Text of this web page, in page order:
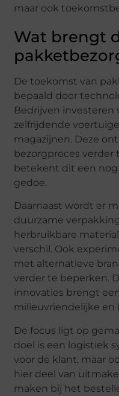
maar ook
Wat brengt
De toekomst van
bepaald door
Bedrijven investeren
zelfrijdende
magazijnen. Deze
bezorgproces verder
betekent dit een
gedoe.
Daarnaast wordt er
duurzame
herbruikbare
verschil. Ook
met alternatieve
verder te beperken.
innovaties brengt
milieuvriendelijke en
De focus ligt op
doel is een logistiek
voor de klant, maar
hier deel van
maken bij het